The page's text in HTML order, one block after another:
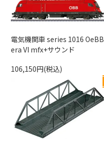
電気機関車 series 1016 OeBB
era VI mfx+サウンド
106,150円(税込)